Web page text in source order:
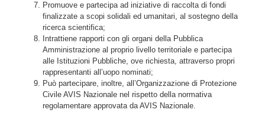
Promuove e partecipa ad iniziative di raccolta di fondi
finalizzate a scopi solidali ed umanitari, al sostegno della
ricerca scientifica;
Intrattiene rapporti con gli organi della Pubblica
Amministrazione al proprio livello territoriale e partecipa
alle Istituzioni Pubbliche, ove richiesta, attraverso propri
rappresentanti all’uopo nominati;
Può partecipare, inoltre, all’Organizzazione di Protezione
Civile AVIS Nazionale nel rispetto della normativa
regolamentare approvata da AVIS Nazionale.